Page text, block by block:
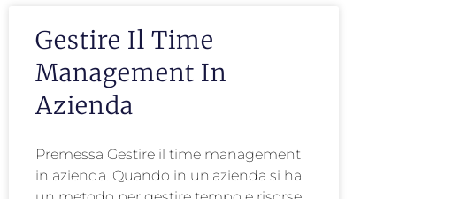
Gestire Il Time
Management In
Azienda
Premessa Gestire il time management
in azienda. Quando in un’azienda si ha